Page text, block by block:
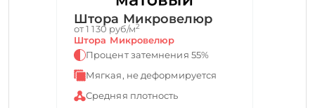
Штора Микровелюр
от 1 130 руб/м2
Штора Микровелюр
Процент затемнения 55%
Мягкая, не деформируется
Средняя плотность